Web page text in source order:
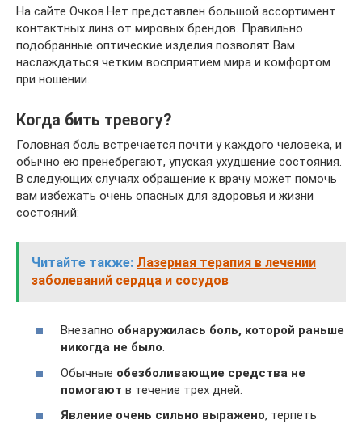
На сайте Очков.Нет представлен большой ассортимент
контактных линз от мировых брендов. Правильно
подобранные оптические изделия позволят Вам
наслаждаться четким восприятием мира и комфортом
при ношении.
Когда бить тревогу?
Головная боль встречается почти у каждого человека, и
обычно ею пренебрегают, упуская ухудшение состояния.
В следующих случаях обращение к врачу может помочь
вам избежать очень опасных для здоровья и жизни
состояний:
Читайте также: Лазерная терапия в лечении
заболеваний сердца и сосудов
Внезапно обнаружилась боль, которой раньше
никогда не было.
Обычные обезболивающие средства не
помогают в течение трех дней.
Явление очень сильно выражено, терпеть